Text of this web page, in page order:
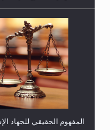
هل يجوز فتح مشروع
المحجبات؟
المفهوم الحقيقي للجهاد